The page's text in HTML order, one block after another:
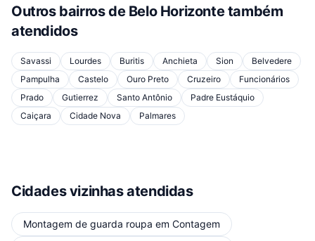
Outros bairros de Belo Horizontetambém
atendidos
Savassi Lourdes Buritis Anchieta Sion
Belvedere
Pampulha
Castelo Ouro Preto Cruzeiro
Funcionários
Prado
Gutierrez Santo Antônio
Padre Eustáquio
Caiçara
Cidade Nova Palmares
Cidades vizinhas atendidas
Montagem de guarda roupa em Contagem